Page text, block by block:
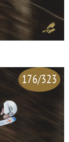
176/323